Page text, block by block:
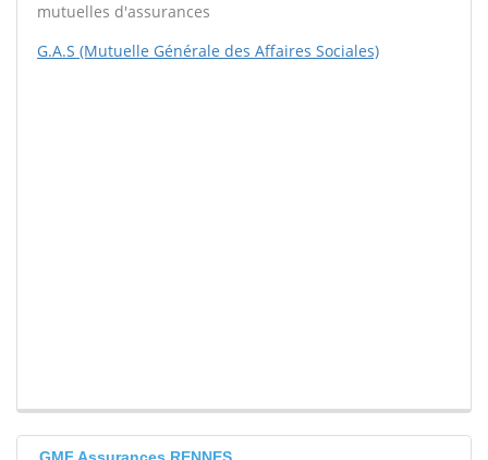
mutuelles d'assurances
G.A.S (Mutuelle Générale des Affaires Sociales)